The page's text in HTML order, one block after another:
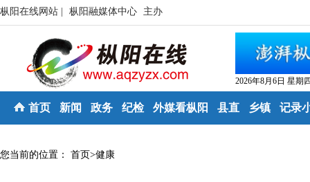
枞阳在线网站 | 枞阳融媒体中心 主办
2026年8月6日 星期
首页 新闻 政务 纪检 外媒看枞阳 县直 乡镇 记录
您当前的位置： 首页>健康